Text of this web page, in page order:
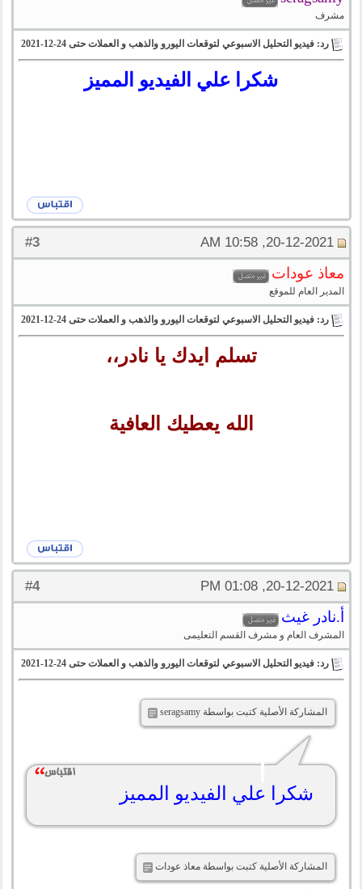
مشرف
رد: فيديو التحليل الاسبوعي لتوقعات اليورو والذهب و العملات حتى 24-12-2021
شكرا علي الفيديو المميز
#
3 20-12-2021, 10:58 AM
معاذ عودات
المدير العام للموقع
رد: فيديو التحليل الاسبوعي لتوقعات اليورو والذهب و العملات حتى 24-12-2021
تسلم ايدك يا نادر،،
الله يعطيك العافية
#
4 20-12-2021, 01:08 PM
أ.نادر غيث
المشرف العام و مشرف القسم التعليمى
رد: فيديو التحليل الاسبوعي لتوقعات اليورو والذهب و العملات حتى 24-12-2021
المشاركة الأصلية كتبت بواسطة seragsamy
شكرا علي الفيديو المميز
المشاركة الأصلية كتبت بواسطة معاذ عودات